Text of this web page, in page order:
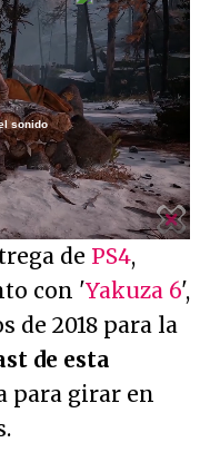
sonido
de PS4,
con 'Yakuza 6',
de 2018 para la
de esta
para girar en